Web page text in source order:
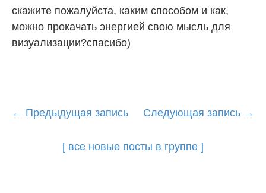
скажите пожалуйста, каким способом и как,
можно прокачать энергией свою мысль для
визуализации?спасибо)
Post
← Предыдущая запись Следующая запись →
[ все новые посты в группе ]